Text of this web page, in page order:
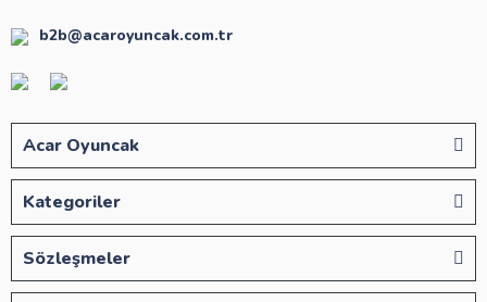
b2b@acaroyuncak.com.tr
Acar Oyuncak
Kategoriler
Sözleşmeler